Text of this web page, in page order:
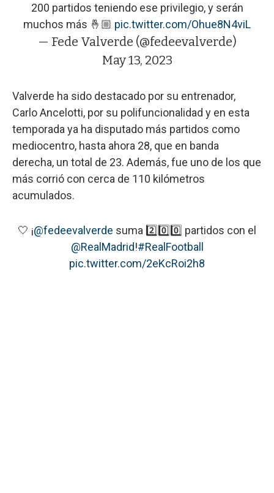
200 partidos teniendo ese privilegio, y serán
muchos más 🤞🏼 pic.twitter.com/Ohue8N4viL
— Fede Valverde (@fedeevalverde)
May 13, 2023
Valverde ha sido destacado por su entrenador,
Carlo Ancelotti, por su polifuncionalidad y en esta
temporada ya ha disputado más partidos como
mediocentro, hasta ahora 28, que en banda
derecha, un total de 23. Además, fue uno de los que
más corrió con cerca de 110 kilómetros
acumulados.
🤍 ¡@fedeevalverde suma 2️⃣0️⃣0️⃣ partidos con el
@RealMadrid!#RealFootball
pic.twitter.com/2eKcRoi2h8